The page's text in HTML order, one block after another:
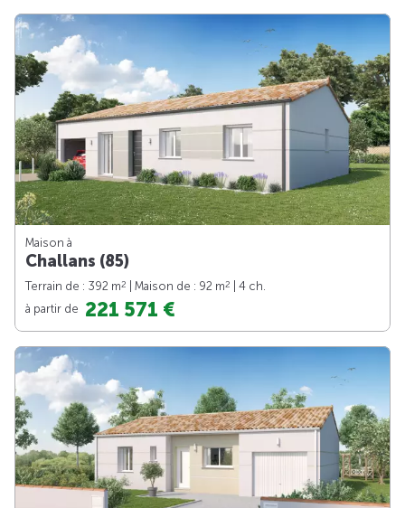
Maison à
Challans (85)
Terrain de : 392 m2 | Maison de : 92 m2
| 4 ch.
à partir de 221 571 €